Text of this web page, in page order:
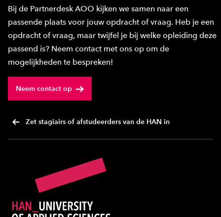
Bij de Partnerdesk AOO kijken we samen naar een
passende plaats voor jouw opdracht of vraag. Heb je een
opdracht of vraag, maar twijfel je bij welke opleiding deze
passend is? Neem contact met ons op om de
mogelijkheden te bespreken!
Neem contact op
Zet stagiairs of afstudeerders van de HAN in